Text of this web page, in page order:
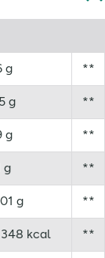
g **
g **
g **
g **
g **
kcal **